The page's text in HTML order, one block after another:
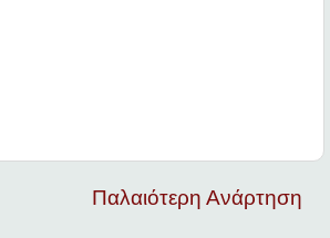
Παλαιότερη Ανάρτηση